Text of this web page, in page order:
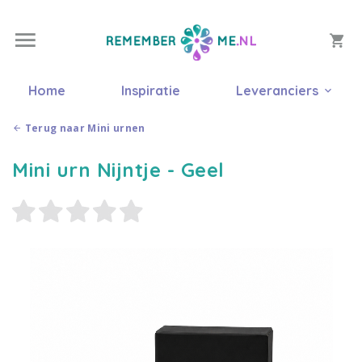
Home Inspiratie Leveranciers
Terug naar Mini urnen
Mini urn Nijntje - Geel